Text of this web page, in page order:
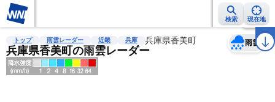
検索 現在地
雨雲レーダー 台風情報 地震情報 警報・注意報 2週間天気 ラ
トップ 雨雲レーダー 近畿 兵庫 兵庫県香美町
兵庫県香美町の雨雲レーダー
雨雲
天気 台風